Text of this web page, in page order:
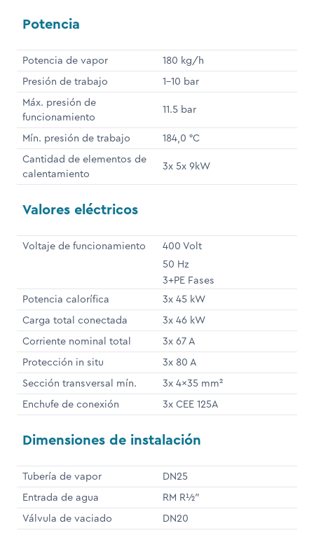
Potencia
Potencia de vapor
180 kg/h
Presión de trabajo
1-10 bar
Máx. presión de
funcionamiento
11.5 bar
Mín. presión de trabajo
184,0 °C
Cantidad de elementos de
calentamiento
3x 5x 9kW
Valores eléctricos
Voltaje de funcionamiento
400 Volt
50 Hz
3+PE Fases
Potencia calorífica
3x 45 kW
Carga total conectada
3x 46 kW
Corriente nominal total
3x 67 A
Protección in situ
3x 80 A
Sección transversal mín.
3x 4x35 mm²
Enchufe de conexión
3x CEE 125A
Dimensiones de instalación
Tubería de vapor
DN25
Entrada de agua
RM R½"
Válvula de vaciado
DN20